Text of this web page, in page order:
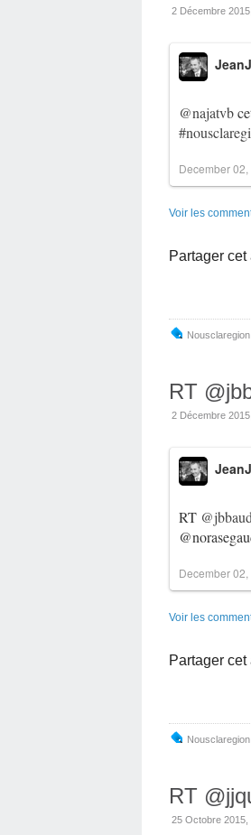
2 Décembre
@najatvb
December 02,
Voir les
Partager cet
Nousclaregion
RT
2 Décembre
RT @jbbaud
December 02,
Voir les
Partager cet
Nousclaregion
RT
25 Octobre 2015,